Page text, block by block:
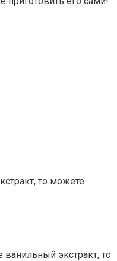
то можете
экстракт, то